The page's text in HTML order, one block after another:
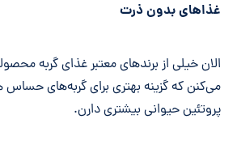
غذاهای بدون ذرت
الان خیلی از برندهای معتبر غذای گربه
می‌کنن که گزینه بهتری برای گربه‌های
پروتئین حیوانی بیشتری دارن.